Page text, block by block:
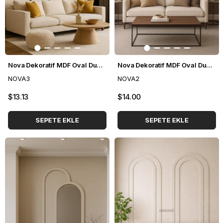
Nova Dekoratif MDF Oval Duvar Paneli Seti 114*248 cm
NOVA3
$13.13
SEPETE EKLE
Nova Dekoratif MDF Oval Duvar Paneli Seti 140*248 cm
NOVA2
$14.00
SEPETE EKLE